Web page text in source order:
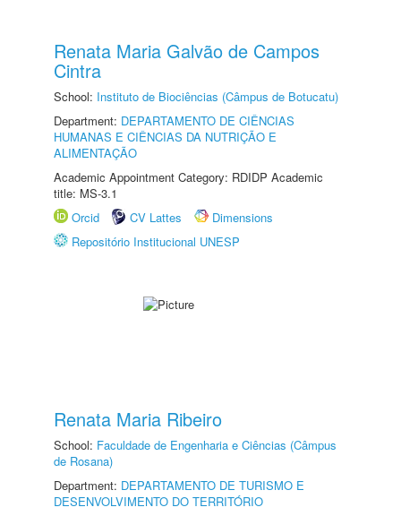
Renata Maria Galvão de Campos
Cintra
School: Instituto de Biociências (Câmpus de Botucatu)
Department: DEPARTAMENTO DE CIÊNCIAS
HUMANAS E CIÊNCIAS DA NUTRIÇÃO E
ALIMENTAÇÃO
Academic Appointment Category: RDIDP Academic
title: MS-3.1
Orcid
CV Lattes
Dimensions
Repositório Institucional UNESP
Renata Maria Ribeiro
School: Faculdade de Engenharia e Ciências (Câmpus
de Rosana)
Department: DEPARTAMENTO DE TURISMO E
DESENVOLVIMENTO DO TERRITÓRIO